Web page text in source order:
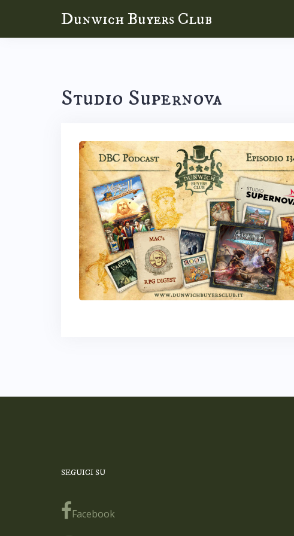
Dunwich Buyers Club
Studio Supernova
SEGUICI SU
Facebook